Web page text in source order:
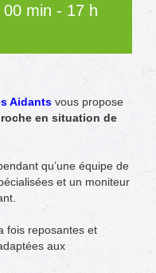
min - 17 h
Aidants vous propose
en situation de
qu’une équipe de
et un moniteur
fois reposantes et
aux